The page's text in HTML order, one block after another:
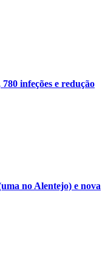
infeções e redução
no Alentejo) e nova